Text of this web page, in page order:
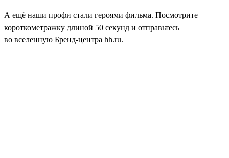
А ещё наши профи стали героями фильма. Посмотрите
короткометражку длиной 50 секунд и отправьтесь
во вселенную Бренд-центра hh.ru.